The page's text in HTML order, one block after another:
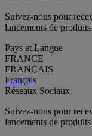
Suivez-nous pour
lancements de
Pays et Langue
FRANCE
FRANÇAIS
Français
Réseaux Sociaux
Suivez-nous pour
lancements de